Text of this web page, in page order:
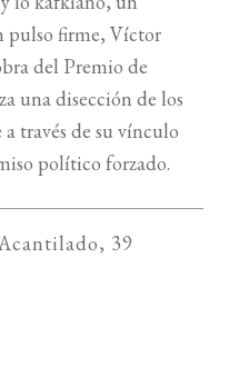
pulso firme, Víctor
del Premio de
una disección de los
través de su vínculo
político forzado.
, 39